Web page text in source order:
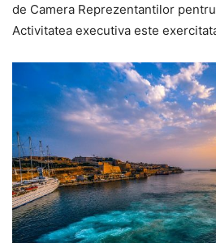
de Camera Reprezentantilor
Activitatea executiva este